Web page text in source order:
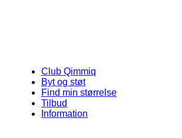
Club Qimmiq
Byt og støt
Find min størrelse
Tilbud
Information